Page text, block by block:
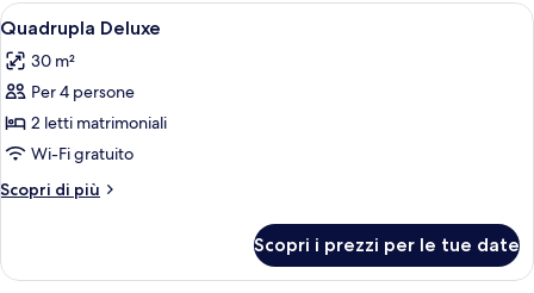
Apri
tutte
le
foto
per
Quadrupla
Deluxe
Un letto rifatto con una coperta a
9
Quadrupla Deluxe
30 m²
Per 4 persone
2 letti matrimoniali
Wi-Fi gratuito
Scopri di più
Altri
Deluxe
Scopri i prezzi per le tue date